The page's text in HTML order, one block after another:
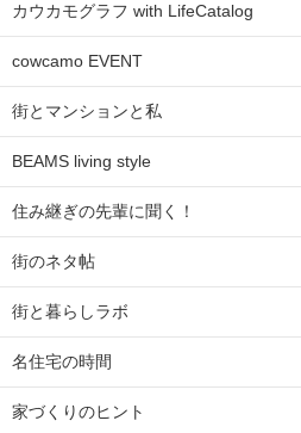
カウカモグラフ with LifeCatalog
cowcamo EVENT
街とマンションと私
BEAMS living style
住み継ぎの先輩に聞く！
街のネタ帖
街と暮らしラボ
名住宅の時間
家づくりのヒント